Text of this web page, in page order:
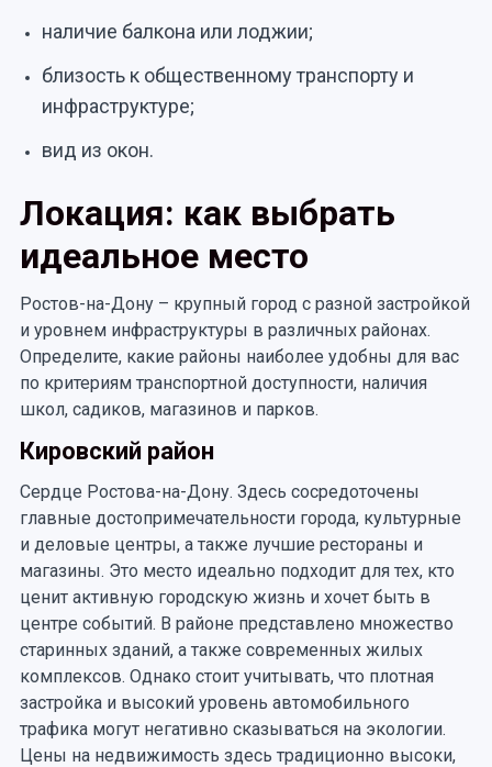
наличие балкона или лоджии;
близость к общественному транспорту и
инфраструктуре;
вид из окон.
Локация: как выбрать
идеальное место
Ростов-на-Дону – крупный город с разной застройкой
и уровнем инфраструктуры в различных районах.
Определите, какие районы наиболее удобны для вас
по критериям транспортной доступности, наличия
школ, садиков, магазинов и парков.
Кировский район
Сердце Ростова-на-Дону. Здесь сосредоточены
главные достопримечательности города, культурные
и деловые центры, а также лучшие рестораны и
магазины. Это место идеально подходит для тех, кто
ценит активную городскую жизнь и хочет быть в
центре событий. В районе представлено множество
старинных зданий, а также современных жилых
комплексов. Однако стоит учитывать, что плотная
застройка и высокий уровень автомобильного
трафика могут негативно сказываться на экологии.
Цены на недвижимость здесь традиционно высоки,